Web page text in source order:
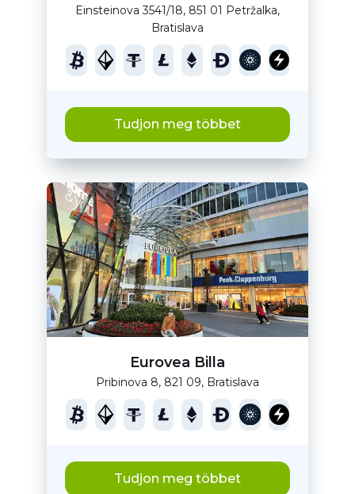
Einsteinova 3541/18, 851 01 Petržalka,
Bratislava
Tudjon meg többet
Eurovea Billa
Pribinova 8, 821 09, Bratislava
Tudjon meg többet